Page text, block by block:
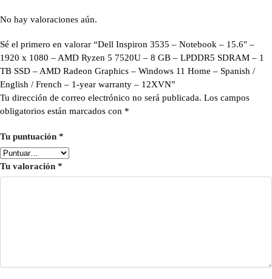
No hay valoraciones aún.
Sé el primero en valorar “Dell Inspiron 3535 – Notebook – 15.6″ –
1920 x 1080 – AMD Ryzen 5 7520U – 8 GB – LPDDR5 SDRAM – 1
TB SSD – AMD Radeon Graphics – Windows 11 Home – Spanish /
English / French – 1-year warranty – 12XVN”
Tu dirección de correo electrónico no será publicada. Los campos
obligatorios están marcados con *
Tu puntuación *
Tu valoración *